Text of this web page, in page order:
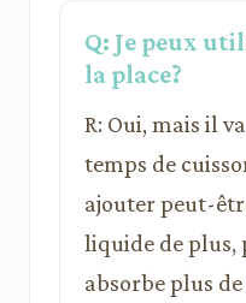
Q: Je peux
la place?
R: Oui, mais il
temps de
ajouter peut-
liquide de plus,
absorbe plus